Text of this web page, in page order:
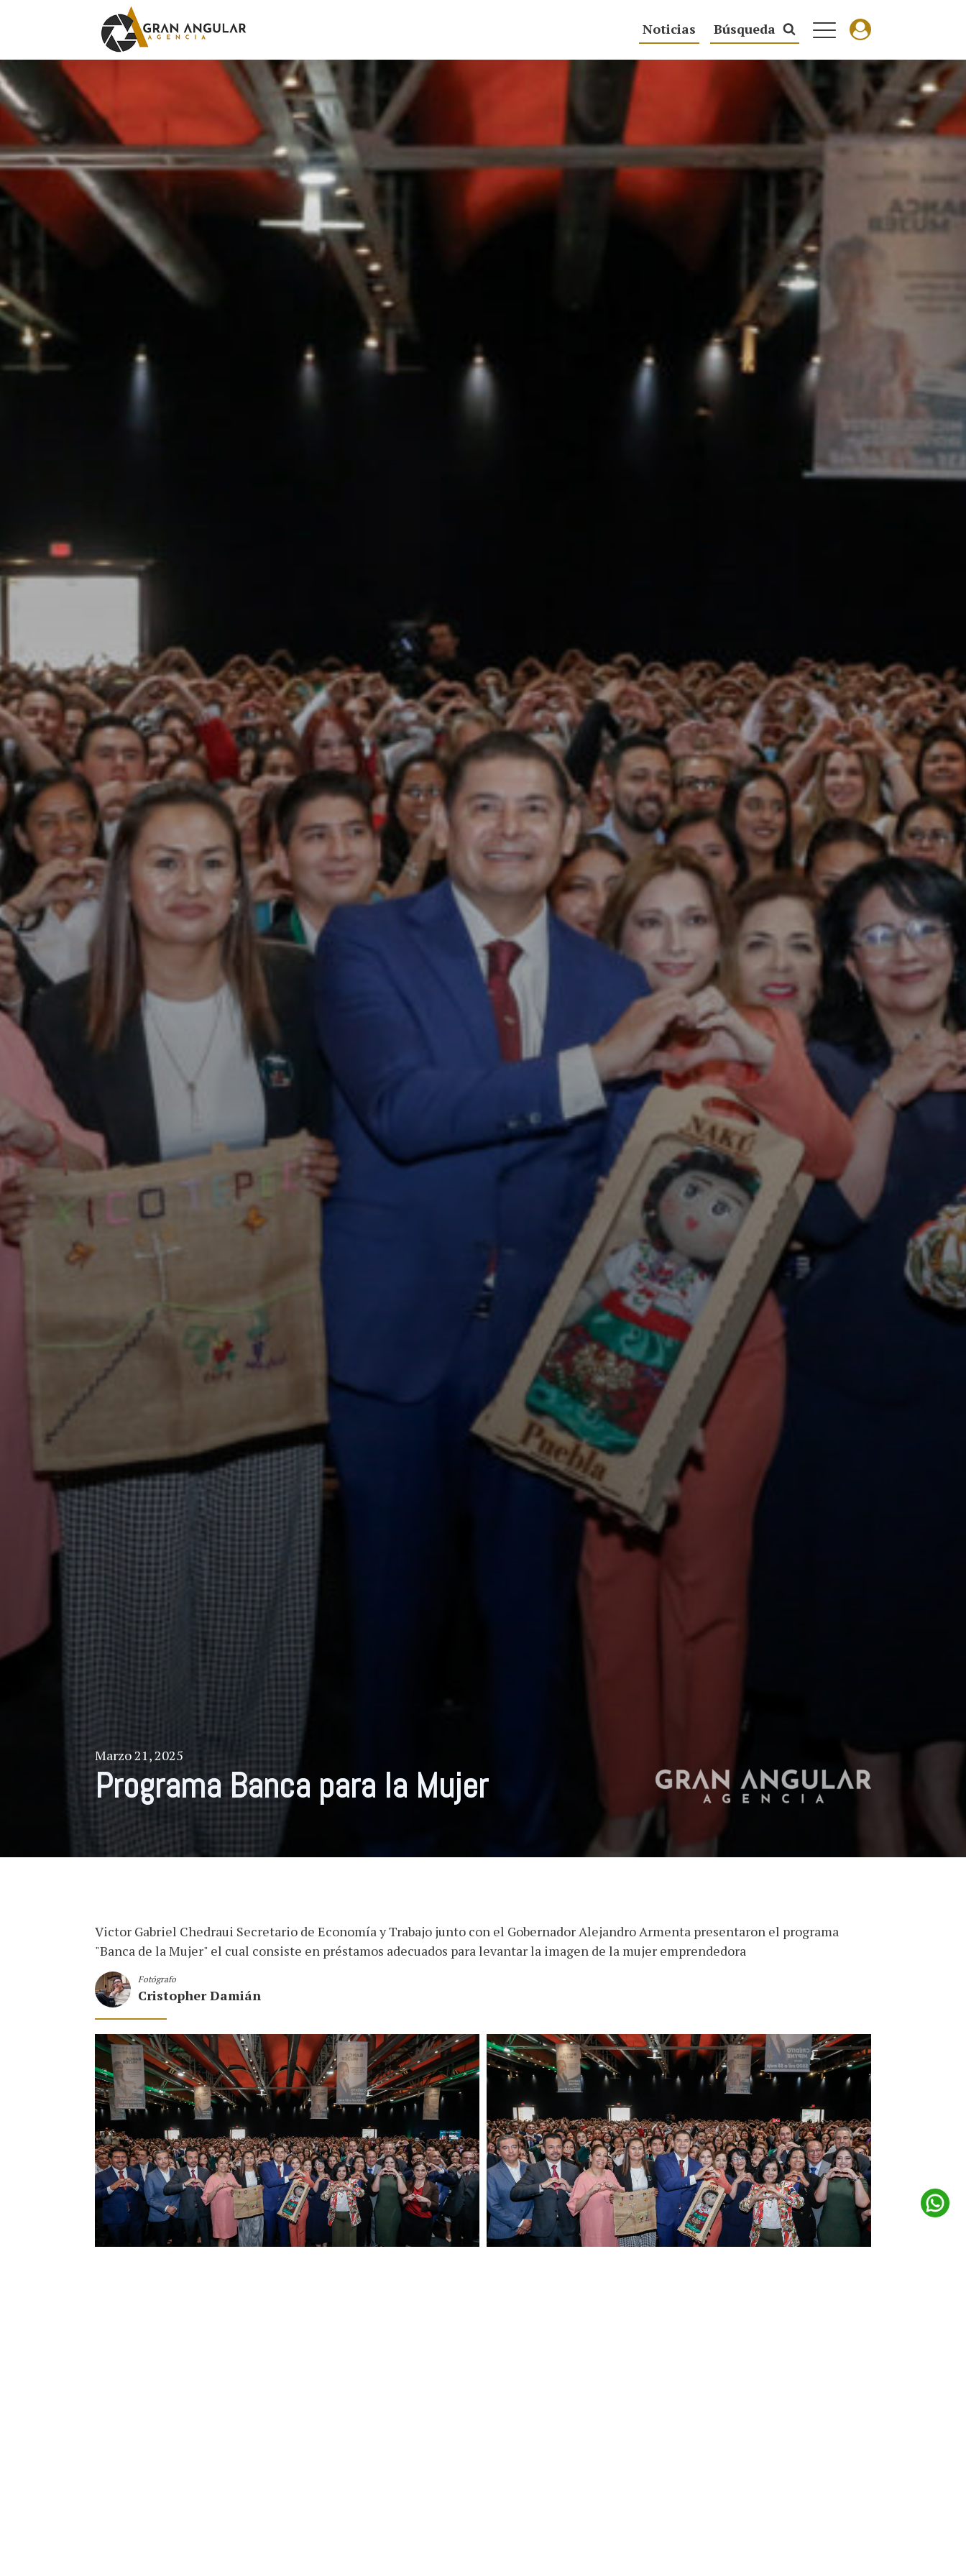
Noticias Búsqueda
Marzo 21, 2025
Programa Banca para la Mujer
Victor Gabriel Chedraui Secretario de Economía y Trabajo junto con el Gobernador Alejandro Armenta presentaron el programa
"Banca de la Mujer" el cual consiste en préstamos adecuados para levantar la imagen de la mujer emprendedora
Fotógrafo
Cristopher Damián